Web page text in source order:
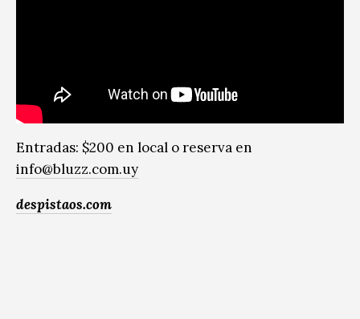
Entradas: $200 en local o reserva en
info@bluzz.com.uy
despistaos.com